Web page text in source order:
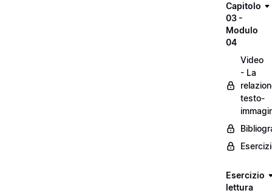
Capitolo
03 -
Modulo
04
Video
- La
testo-
Esercizio
lettura